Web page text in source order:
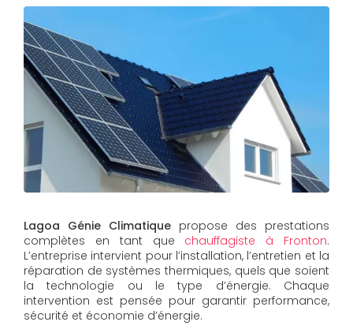
Lagoa Génie Climatique propose des prestations
complètes en tant que chauffagiste à Fronton.
L’entreprise intervient pour l’installation, l’entretien et la
réparation de systèmes thermiques, quels que soient
la technologie ou le type d’énergie. Chaque
intervention est pensée pour garantir performance,
sécurité et économie d’énergie.